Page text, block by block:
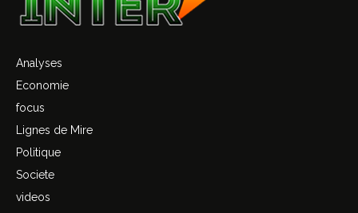
Analyses
Economie
focus
Lignes de Mire
Politique
Societe
videos